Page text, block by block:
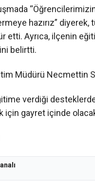
hazırız”
etti. Ayrıca, ilçenin
belirtti.
Müdürü Necmettin
verdiği
gayret içinde